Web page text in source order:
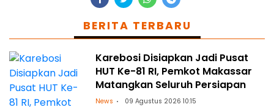
BERITA TERBARU
Karebosi Disiapkan Jadi Pusat
HUT Ke-81 RI, Pemkot Makassar
Matangkan Seluruh Persiapan
News 09 Agustus 2026 10:15